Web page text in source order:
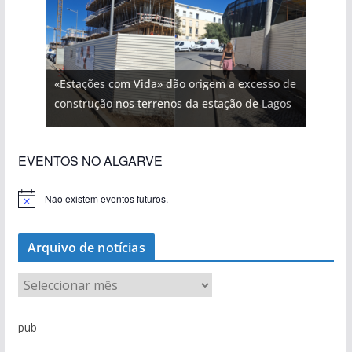
«Estações com Vida» dão origem a excesso de
construção nos terrenos da estação de Lagos
EVENTOS NO ALGARVE
Não existem eventos futuros.
Arquivo de notícias
r
q
pub